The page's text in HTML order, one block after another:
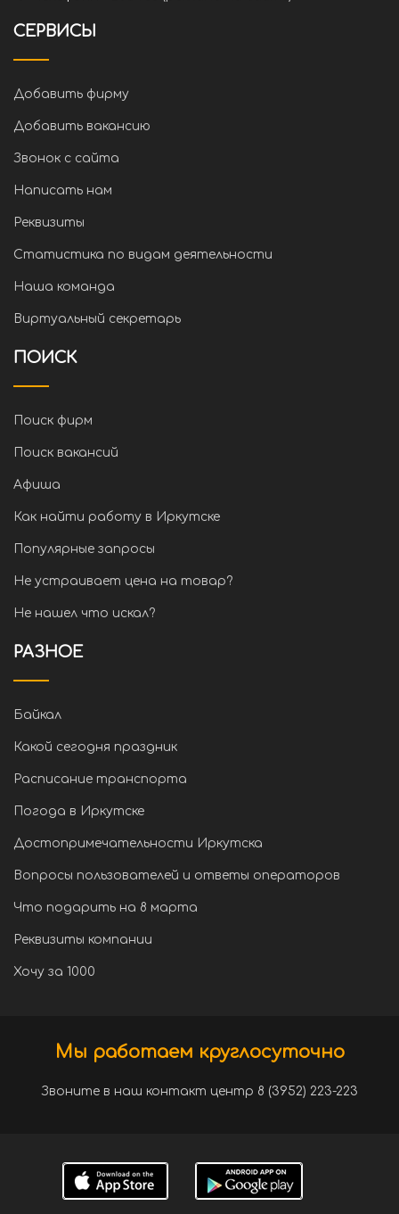
СЕРВИСЫ
Добавить фирму
Добавить вакансию
Звонок с сайта
Написать нам
Реквизиты
Статистика по видам деятельности
Наша команда
Виртуальный секретарь
ПОИСК
Поиск фирм
Поиск вакансий
Афиша
Как найти работу в Иркутске
Популярные запросы
Не устраивает цена на товар?
Не нашел что искал?
РАЗНОЕ
Байкал
Какой сегодня праздник
Расписание транспорта
Погода в Иркутске
Достопримечательности Иркутска
Вопросы пользователей и ответы операторов
Что подарить на 8 марта
Реквизиты компании
Хочу за 1000
Мы работаем круглосуточно
Звоните в наш контакт центр 8 (3952) 223-223